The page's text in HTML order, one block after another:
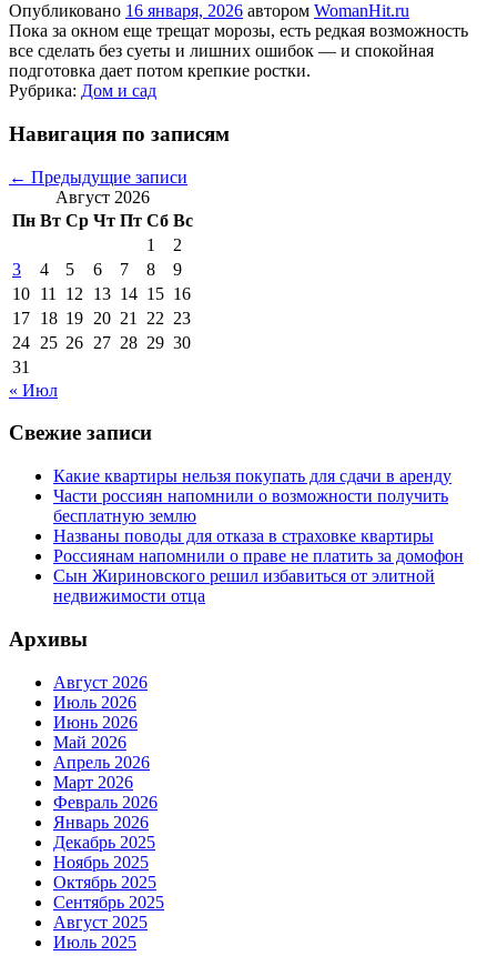
Опубликовано 16 января, 2026 автором WomanHit.ru
Пока за окном еще трещат морозы, есть редкая возможность
все сделать без суеты и лишних ошибок — и спокойная
подготовка дает потом крепкие ростки.
Рубрика: Дом и сад
Навигация по записям
← Предыдущие записи
Август 2026
Пн Вт Ср Чт Пт Сб Вс
1
2
3
4 5 6 7 8
9
10 11 12 13 14 15 16
17 18 19 20 21 22 23
24 25 26 27 28 29 30
31
« Июл
Свежие записи
Какие квартиры нельзя покупать для сдачи в аренду
Части россиян напомнили о возможности получить
бесплатную землю
Названы поводы для отказа в страховке квартиры
Россиянам напомнили о праве не платить за домофон
Сын Жириновского решил избавиться от элитной
недвижимости отца
Архивы
Август 2026
Июль 2026
Июнь 2026
Май 2026
Апрель 2026
Март 2026
Февраль 2026
Январь 2026
Декабрь 2025
Ноябрь 2025
Октябрь 2025
Сентябрь 2025
Август 2025
Июль 2025